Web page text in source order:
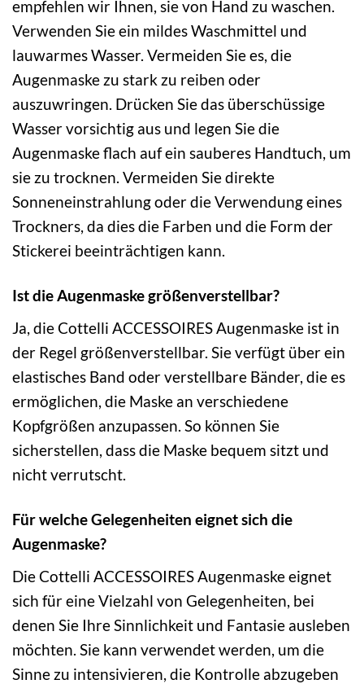
empfehlen wir Ihnen, sie von Hand zu waschen.
Verwenden Sie ein mildes Waschmittel und
lauwarmes Wasser. Vermeiden Sie es, die
Augenmaske zu stark zu reiben oder
auszuwringen. Drücken Sie das überschüssige
Wasser vorsichtig aus und legen Sie die
Augenmaske flach auf ein sauberes Handtuch, um
sie zu trocknen. Vermeiden Sie direkte
Sonneneinstrahlung oder die Verwendung eines
Trockners, da dies die Farben und die Form der
Stickerei beeinträchtigen kann.
Ist die Augenmaske größenverstellbar?
Ja, die Cottelli ACCESSOIRES Augenmaske ist in
der Regel größenverstellbar. Sie verfügt über ein
elastisches Band oder verstellbare Bänder, die es
ermöglichen, die Maske an verschiedene
Kopfgrößen anzupassen. So können Sie
sicherstellen, dass die Maske bequem sitzt und
nicht verrutscht.
Für welche Gelegenheiten eignet sich die
Augenmaske?
Die Cottelli ACCESSOIRES Augenmaske eignet
sich für eine Vielzahl von Gelegenheiten, bei
denen Sie Ihre Sinnlichkeit und Fantasie ausleben
möchten. Sie kann verwendet werden, um die
Sinne zu intensivieren, die Kontrolle abzugeben